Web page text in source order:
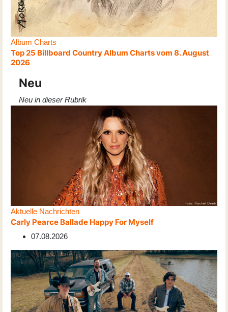
Album Charts
Top 25 Billboard Country Album Charts vom 8. August
2026
Neu
Neu in dieser Rubrik
Aktuelle Nachrichten
Carly Pearce Ballade Happy For Myself
07.08.2026